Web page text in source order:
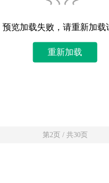
预览加载失败，请重新加载
重新加载
第2页 / 共30页